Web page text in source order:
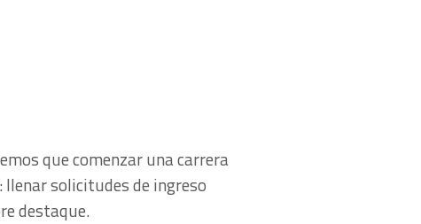
que comenzar una carrera
llenar solicitudes de ingreso
destaque.